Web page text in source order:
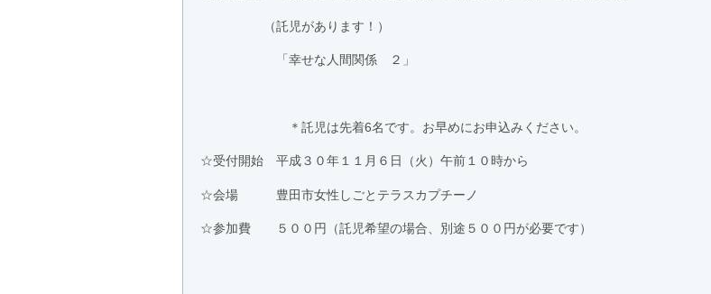
（託児があります！）
「幸せな人間関係 ２」
＊託児は先着6名です。お早めにお申込みください。
☆受付開始 平成３０年１１月６日（火）午前１０時から
☆会場 豊田市女性しごとテラスカプチーノ
☆参加費 ５００円（託児希望の場合、別途５００円が必要です）